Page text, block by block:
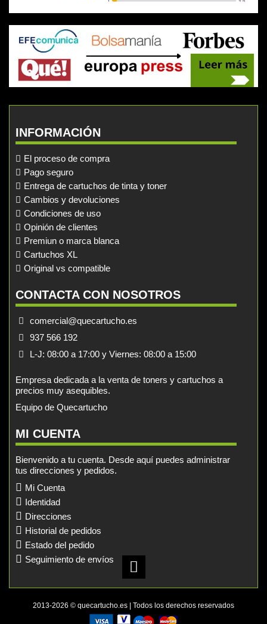
INFORMACIÓN
El proceso de compra
Pago seguro
Entrega de cartuchos de tinta y toner
Cambios y devoluciones
Condiciones de uso
Opinión de clientes
Premiun o marca blanca
Cartuchos XL
Original vs compatible
CONTACTA CON NOSOTROS
comercial@quecartucho.es
937 566 192
L-J: 08:00 a 17:00 y Viernes: 08:00 a 15:00
Empresa dedicada a la venta de toners y cartuchos a
precios muy asequibles.
Equipo de Quecartucho
MI CUENTA
Bienvenido a tu cuenta. Desde aquí puedes administrar
tus direcciones y pedidos.
Mi Cuenta
Identidad
Direcciones
Historial de pedidos
Estado del pedido
Seguimiento de envíos
2013-2026 © quecartucho.es | Todos los derechos reservados